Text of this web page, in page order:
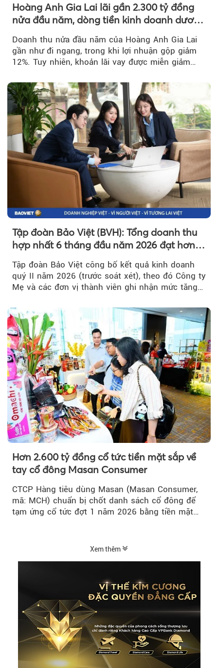
Hoàng Anh Gia Lai lãi gần 2.300 tỷ đồng
nửa đầu năm, dòng tiền kinh doanh dương
Doanh thu nửa đầu năm của Hoàng Anh Gia Lai
gần như đi ngang, trong khi lợi nhuận gộp giảm
12%. Tuy nhiên, khoản lãi vay được miễn giảm
Tập đoàn Bảo Việt (BVH): Tổng doanh thu
hợp nhất 6 tháng đầu năm 2026 đạt hơn
Tập đoàn Bảo Việt công bố kết quả kinh doanh
quý II năm 2026 (trước soát xét), theo đó Công ty
Mẹ và các đơn vị thành viên ghi nhận mức tăng
Hơn 2.600 tỷ đồng cổ tức tiền mặt sắp về
tay cổ đông Masan Consumer
CTCP Hàng tiêu dùng Masan (Masan Consumer,
mã: MCH) chuẩn bị chốt danh sách cổ đông để
tạm ứng cổ tức đợt 1 năm 2026 bằng tiền mặt
Xem thêm